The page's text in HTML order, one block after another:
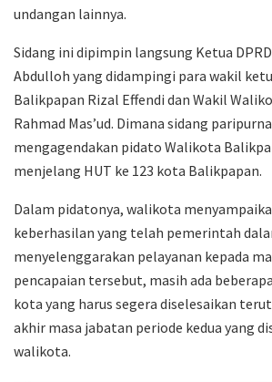
undangan lainnya.
Sidang ini dipimpin langsung Ketua
Abdulloh yang didampingi para wakil
Balikpapan Rizal Effendi dan Wakil
Rahmad Mas’ud. Dimana sidang
mengagendakan pidato Walikota
menjelang HUT ke 123 kota Balikpapan.
Dalam pidatonya, walikota
keberhasilan yang telah pemerintah
menyelenggarakan pelayanan kepada
pencapaian tersebut, masih ada
kota yang harus segera diselesaikan
akhir masa jabatan periode kedua yang
walikota.